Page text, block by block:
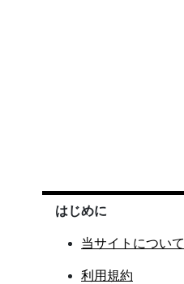
はじめに
当サイトについて
利用規約